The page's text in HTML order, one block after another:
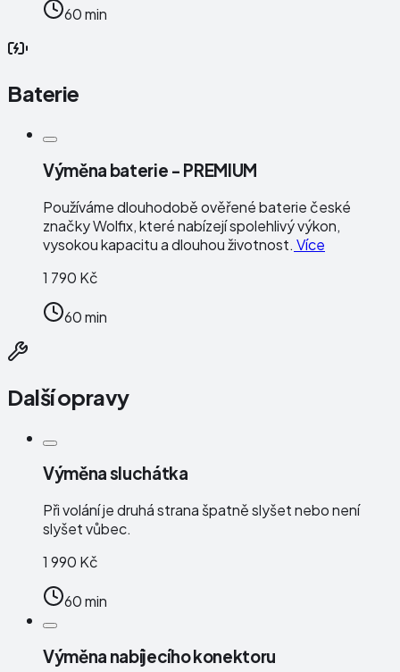
60 min
Baterie
Výměna baterie - PREMIUM
Používáme dlouhodobě ověřené baterie české
značkyWolfix, které nabízejí spolehlivý výkon,
vysokou kapacitu a dlouhou životnost. Více
1 790 Kč
60 min
Další opravy
Výměna sluchátka
Při volání je druhá strana špatně slyšet nebo není
slyšet vůbec.
1 990 Kč
60 min
Výměna nabíjecího konektoru